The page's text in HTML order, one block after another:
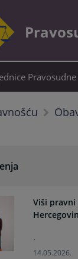
Viši
.
14.05.2026.